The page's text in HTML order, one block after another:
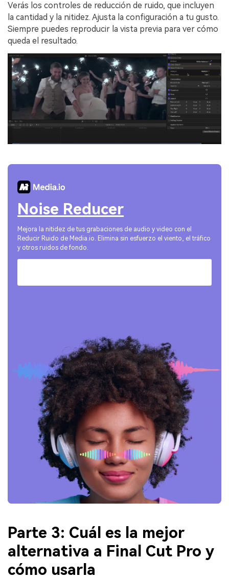
Verás los controles de reducción de ruido, que incluyen
la cantidad y la nitidez. Ajusta la configuración a tu gusto.
Siempre puedes reproducir la vista previa para ver cómo
queda el resultado.
Noise Reducer
Mejora la nitidez de tus grabaciones de audio y video con el
Reducir Ruido de Media.io. Elimina sin esfuerzo el viento, el tráfico
y otros ruidos de fondo.
Parte 3: Cuál es la mejor
alternativa a Final Cut Pro y
cómo usarla